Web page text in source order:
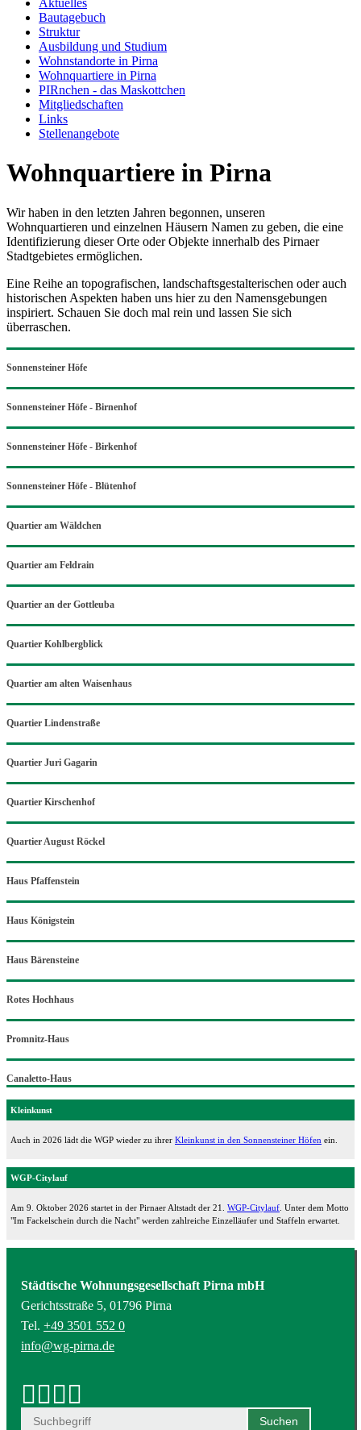
Bautagebuch
Struktur
Ausbildung und Studium
Wohnstandorte in Pirna
Wohnquartiere in Pirna
PIRnchen - das Maskottchen
Mitgliedschaften
Links
Stellenangebote
Wohnquartiere in Pirna
Wir haben in den letzten Jahren begonnen, unseren
Wohnquartieren und einzelnen Häusern Namen zu geben, die eine
Identifizierung dieser Orte oder Objekte innerhalb des Pirnaer
Stadtgebietes ermöglichen.
Eine Reihe an topografischen, landschaftsgestalterischen oder auch
historischen Aspekten haben uns hier zu den Namensgebungen
inspiriert. Schauen Sie doch mal rein und lassen Sie sich
überraschen.
Sonnensteiner Höfe
Sonnensteiner Höfe - Birnenhof
Sonnensteiner Höfe - Birkenhof
Sonnensteiner Höfe - Blütenhof
Quartier am Wäldchen
Quartier am Feldrain
Quartier an der Gottleuba
Quartier Kohlbergblick
Quartier am alten Waisenhaus
Quartier Lindenstraße
Quartier Juri Gagarin
Quartier Kirschenhof
Quartier August Röckel
Haus Pfaffenstein
Haus Königstein
Haus Bärensteine
Rotes Hochhaus
Promnitz-Haus
Canaletto-Haus
Kleinkunst
Auch in 2026 lädt die WGP wieder zu ihrer Kleinkunst in den Sonnensteiner Höfen ein.
WGP-Citylauf
Am 9. Oktober 2026 startet in der Pirnaer Altstadt der 21. WGP-Citylauf . Unter dem Motto
"Im Fackelschein durch die Nacht" werden zahlreiche Einzelläufer und Staffeln erwartet.
Städtische Wohnungsgesellschaft Pirna mbH
Gerichtsstraße 5, 01796 Pirna
Tel. +49 3501 552 0
info@wg-pirna.de